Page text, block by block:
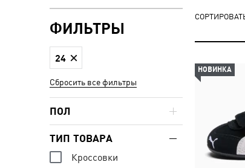
НОВИНКА
ФИЛЬТРЫ
24
Сбросить все фильтры
ПОЛ
ТИП ТОВАРА
Кроссовки